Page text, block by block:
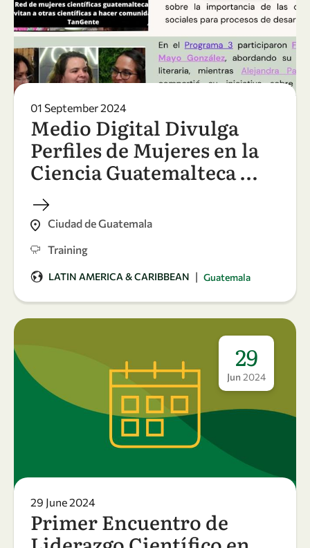
01 September 2024
Medio Digital Divulga
Perfiles de Mujeres en la
Ciencia Guatemalteca …
Ciudad de Guatemala
Training
LATIN AMERICA & CARIBBEAN | Guatemala
29
Jun 2024
29 June 2024
Primer Encuentro de